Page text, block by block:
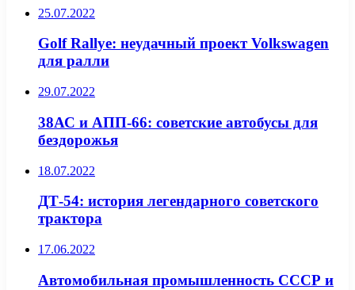
25.07.2022
Golf Rallye: неудачный проект Volkswagen
для ралли
29.07.2022
38АС и АПП-66: советские автобусы для
бездорожья
18.07.2022
ДТ-54: история легендарного советского
трактора
17.06.2022
Автомобильная промышленность СССР и